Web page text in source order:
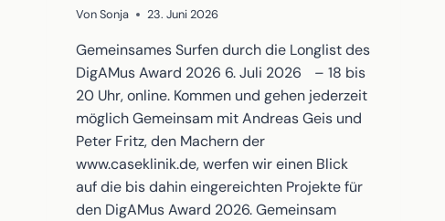
VonSonja 23. Juni 2026
Gemeinsames Surfen durch die Longlist des
DigAMus Award 2026 6. Juli 2026 – 18 bis
20 Uhr, online. Kommen und gehen jederzeit
möglich Gemeinsam mit Andreas Geis und
Peter Fritz, den Machern der
www.caseklinik.de, werfen wir einen Blick
auf die bis dahin eingereichten Projekte für
den DigAMus Award 2026. Gemeinsam